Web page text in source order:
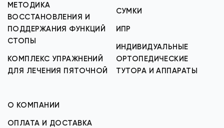
МЕТОДИКА
ВОССТАНОВЛЕНИЯ И
ПОДДЕРЖАНИЯ ФУНКЦИЙ
СТОПЫ
КОМПЛЕКС УПРАЖНЕНИЙ
ДЛЯ ЛЕЧЕНИЯ ПЯТОЧНОЙ
СУМКИ
ИПР
ИНДИВИДУАЛЬНЫЕ
ОРТОПЕДИЧЕСКИЕ
ТУТОРА И АППАРАТЫ
О КОМПАНИИ
ОПЛАТА И ДОСТАВКА